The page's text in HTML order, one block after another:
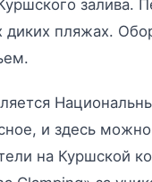
диких пляжах.
и здесь
на Куршской